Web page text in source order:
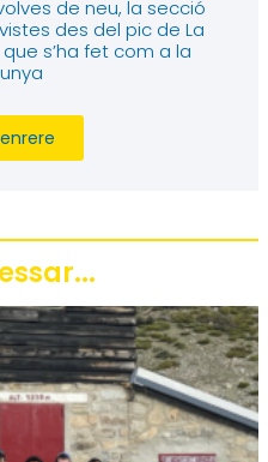
t
de neu, la secció
des del pic de La
s’ha fet com a la